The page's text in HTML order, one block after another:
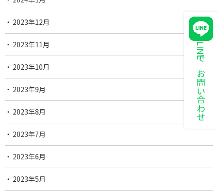
LINEでお問い合わせ
2023年12月
2023年11月
2023年10月
2023年9月
2023年8月
2023年7月
2023年6月
2023年5月